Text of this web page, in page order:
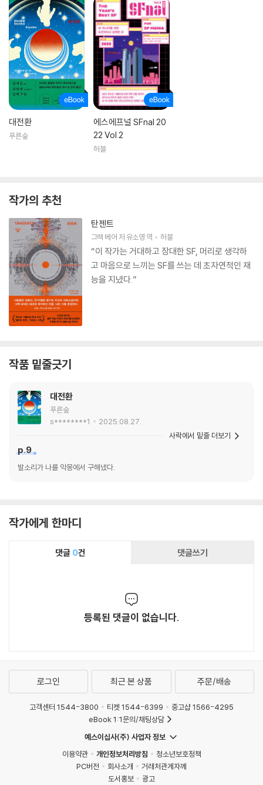
대전환
푸른숲
에스에프널 SFnal 20
22 Vol.2
허블
작가의 추천
탄젠트
그렉 베어저유소영 역 허블
“이 작가는 거대하고 장대한 SF, 머리로 생각하
고 마음으로 느끼는 SF를 쓰는 데 초자연적인 재
능을 지녔다.”
작품 밑줄긋기
대전환
푸른숲
s********1
2025.08.27.
p.9
발소리가 나를 악몽에서 구해냈다.
사락에서 밑줄 더보기
작가에게 한마디
댓글 0건 댓글쓰기
등록된 댓글이 없습니다.
로그인 최근 본 상품 주문/배송
고객센터 1544-3800 티켓 1544-6399
중고샵 1566-4295
eBook 1:1문의/채팅상담
예스이십사(주) 사업자 정보
이용약관
개인정보처리방침
청소년보호정책
PC버전
회사소개
거래처관계자께
도서홍보
광고